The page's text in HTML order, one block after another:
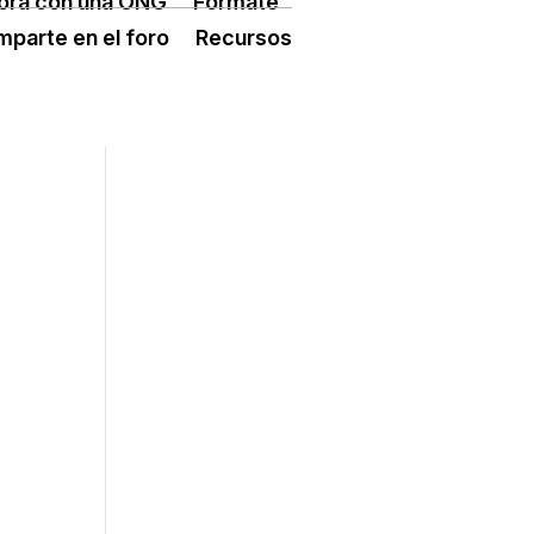
TERCER SECTOR CONECTA IA
en el foro
Recursos